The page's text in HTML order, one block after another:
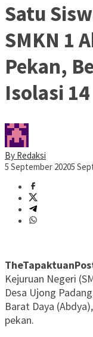
Satu
SMKN 1
Pekan,
Isolasi
By Redaksi
5 September 20205
Kejuruan Negeri
Desa Ujong
Barat Daya
pekan.